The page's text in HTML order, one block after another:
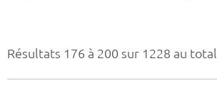
Résultats 176 à 200 sur 1228 au total